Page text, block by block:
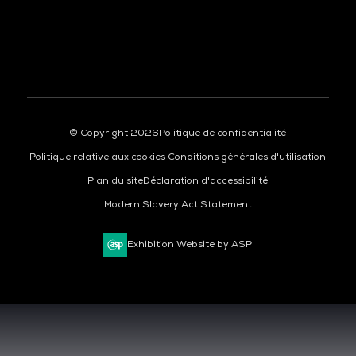
© Copyright 2026Politique de confidentialité
Politique relative aux cookies Conditions générales d'utilisation
Plan du siteDéclaration d'accessibilité
Modern Slavery Act Statement
Exhibition Website by ASP